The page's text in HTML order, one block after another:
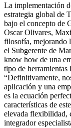
La implementación
estrategia global de
bajo el concepto de
Oscar Olivares,
filosofía, mejorando
el Subgerente de
know how de una
tipo de herramientas
“Definitivamente,
aplicación y una
es la ecuación
características de
elevada flexibilidad,
integrador